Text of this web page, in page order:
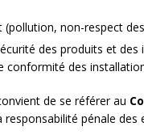
(pollution, non-respect
des produits et des
conformité des
de se référer au
responsabilité pénale